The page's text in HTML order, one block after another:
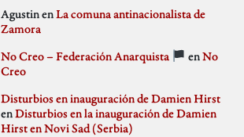
Sin categoría
febrero 2019
enero 2019
diciembre 2018
noviembre 2018
octubre 2018
septiembre 2018
agosto 2018
julio 2018
AgustinenLa comuna antinacionalista de
Zamora
No Creo – Federación Anarquista
enNo
Creo
Disturbios en inauguración de Damien Hirst
enDisturbios en la inauguración de Damien
Hirst en Novi Sad (Serbia)